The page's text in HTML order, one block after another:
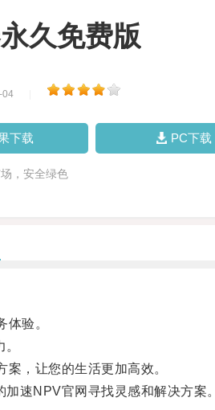
久免费版
04
下载 PC下载
，安全绿色
验。
，让您的生活更加高效。
速NPV官网寻找灵感和解决方案。